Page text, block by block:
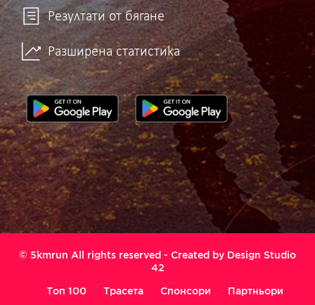
Резултати от бягане
Разширена статистика
© 5kmrun All rights reserved - Created by Design Studio
42
Топ 100 Трасета Спонсори Партньори